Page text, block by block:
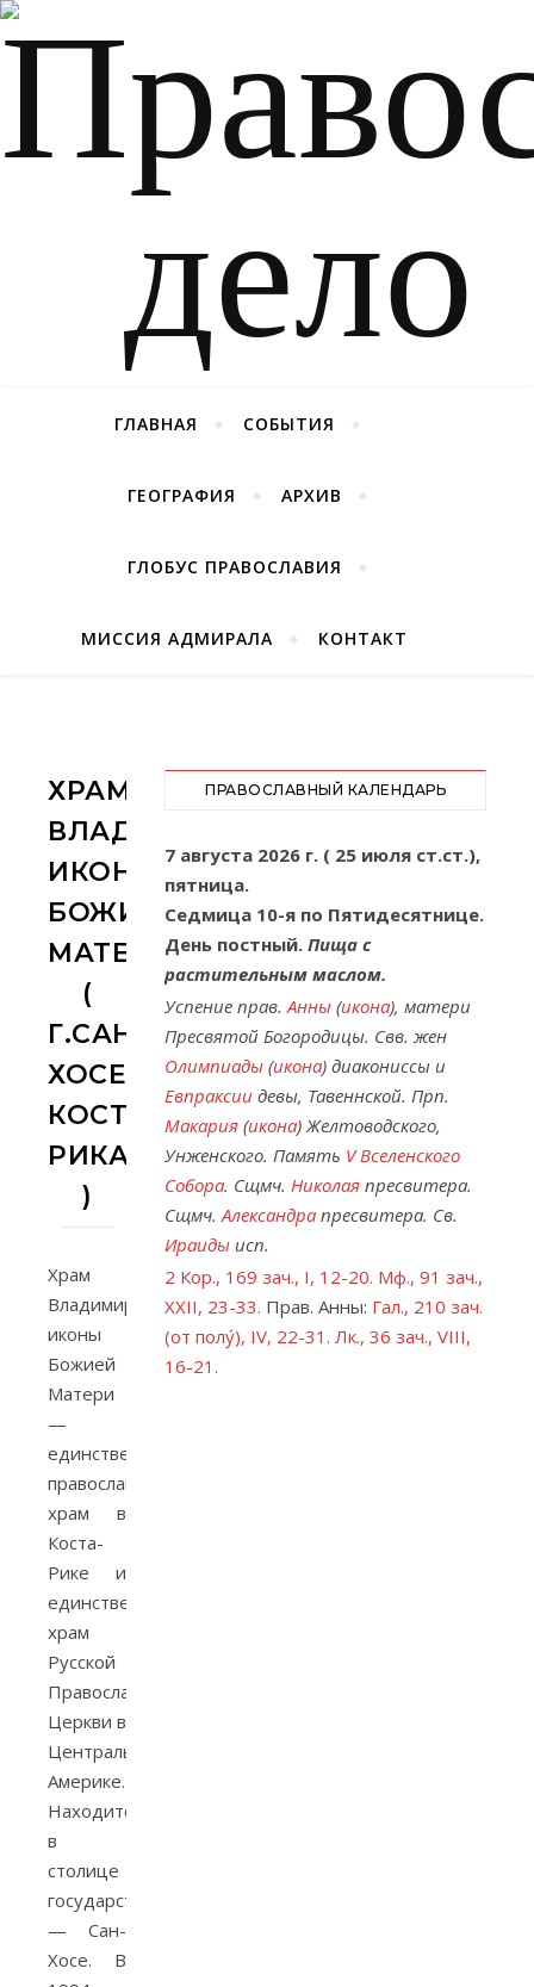
ГЛАВНАЯ СОБЫТИЯ
ГЕОГРАФИЯ АРХИВ
ГЛОБУС ПРАВОСЛАВИЯ
МИССИЯ АДМИРАЛА КОНТАКТ
ХРАМ
ВЛАДИМИРСКОЙ
ИКОНЫ
БОЖИЕЙ
МАТЕРИ
(
Г.САН-
ХОСЕ,
КОСТА-
РИКА
)
Храм
Владимирской
иконы
Божией
Матери
—
единственный
православный
храм в
Коста-
Рике и
единственный
храм
Русской
Православной
Церкви в
Центральной
Америке.
Находится
в
столице
государства
— Сан-
Хосе. В
ПРАВОСЛАВНЫЙ КАЛЕНДАРЬ
7 августа 2026 г. ( 25 июля ст.ст.),
пятница.
Седмица 10-я по Пятидесятнице.
День постный. Пища с
растительным маслом.
Успение прав.Анны (икона), матери
Пресвятой Богородицы. Свв. жен
Олимпиады (икона) диакониссы и
Евпраксии девы, Тавеннской. Прп.
Макария (икона) Желтоводского,
Унженского. Память V Вселенского
Собора. Сщмч. Николая пресвитера.
Сщмч.Александра пресвитера. Св.
Ираиды исп.
2 Кор., 169 зач., I, 12-20. Мф., 91 зач.,
XXII, 23-33. Прав. Анны: Гал., 210 зач.
(от полу́), IV, 22-31. Лк., 36 зач., VIII,
16-21.